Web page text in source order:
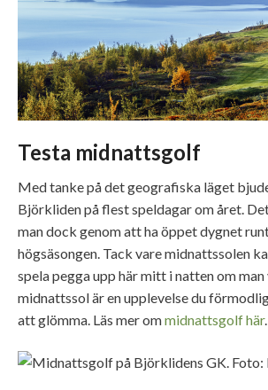
Testa midnattsgolf
Med tanke på det geografiska läget
Björkliden på flest speldagar om året.
man dock genom att ha öppet dygnet
högsäsongen. Tack vare midnattssolen
spela pegga upp här mitt i natten om
midnattssol är en upplevelse du
att glömma. Läs mer ommidnattsgolf här.